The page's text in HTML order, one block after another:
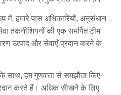
में, हमारे पास अधिकारियों, अनुसंधान
तकनीशियनों की एक समर्पित टीम
उत्पाद और सेवाएँ प्रदान करने के
के साथ, हम गुणवत्ता से समझौता किए
प्रदान करते हैं। अधिक सीखने के लिए